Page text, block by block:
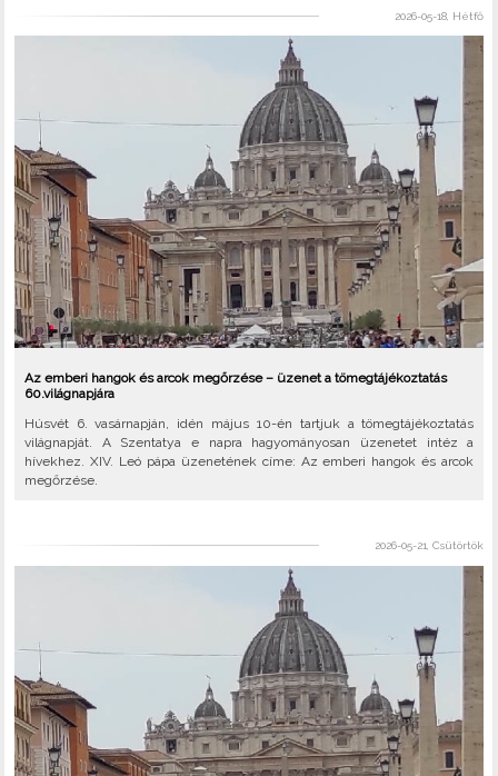
2026-05-18, Hétfő
Az emberi hangok és arcok megőrzése – üzenet a tömegtájékoztatás
60.világnapjára
Húsvét 6. vasárnapján, idén május 10-én tartjuk a tömegtájékoztatás
világnapját. A Szentatya e napra hagyományosan üzenetet intéz a
hívekhez. XIV. Leó pápa üzenetének címe: Az emberi hangok és arcok
megőrzése.
2026-05-21, Csütörtök